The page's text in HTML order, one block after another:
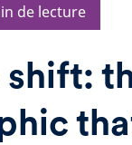
de lecture
shift: